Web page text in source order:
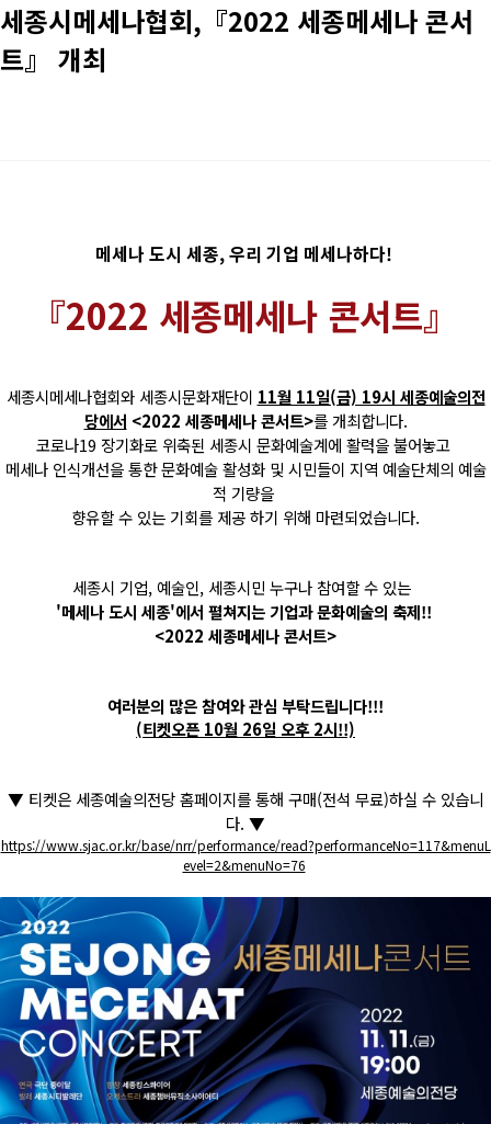
세종시메세나협회,『2022 세종메세나 콘서
트』 개최
메세나 도시 세종, 우리 기업 메세나하다!
『2022 세종메세나 콘서트』
세종시메세나협회와 세종시문화재단이 11월 11일(금) 19시 세종예술의전
당에서 <2022 세종메세나 콘서트>를 개최합니다.
코로나19 장기화로 위축된 세종시 문화예술계에 활력을 불어놓고
메세나 인식개선을 통한 문화예술 활성화 및 시민들이 지역 예술단체의 예술
적 기량을
향유할 수 있는 기회를 제공 하기 위해 마련되었습니다.
세종시 기업, 예술인, 세종시민 누구나 참여할 수 있는
'메세나 도시 세종'에서 펼쳐지는 기업과 문화예술의 축제!!
<2022 세종메세나 콘서트>
여러분의 많은 참여와 관심 부탁드립니다!!!
(티켓오픈 10월 26일 오후 2시!!)
▼ 티켓은 세종예술의전당 홈페이지를 통해 구매(전석 무료)하실 수 있습니
다. ▼
https://www.sjac.or.kr/base/nrr/performance/read?performanceNo=117&menuL
evel=2&menuNo=76